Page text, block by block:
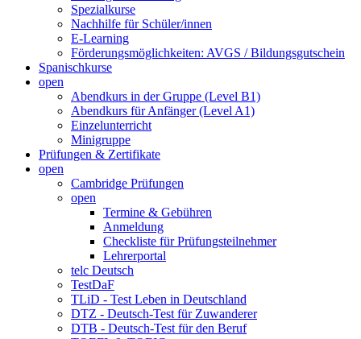
Spezialkurse
Nachhilfe für Schüler/innen
E-Learning
Förderungsmöglichkeiten: AVGS / Bildungsgutschein
Spanischkurse
open
Abendkurs in der Gruppe (Level B1)
Abendkurs für Anfänger (Level A1)
Einzelunterricht
Minigruppe
Prüfungen & Zertifikate
open
Cambridge Prüfungen
open
Termine & Gebühren
Anmeldung
Checkliste für Prüfungsteilnehmer
Lehrerportal
telc Deutsch
TestDaF
TLiD - Test Leben in Deutschland
DTZ - Deutsch-Test für Zuwanderer
DTB - Deutsch-Test für den Beruf